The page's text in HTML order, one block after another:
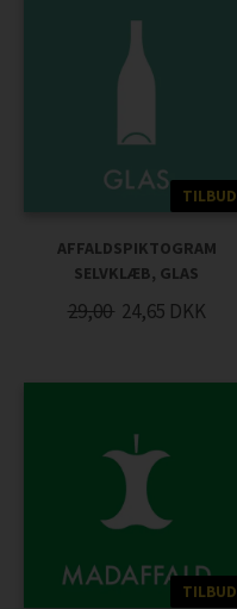
TILBUD
AFFALDSPIKTOGRAM
SELVKLÆB, GLAS
29,00 24,65 DKK
TILBUD